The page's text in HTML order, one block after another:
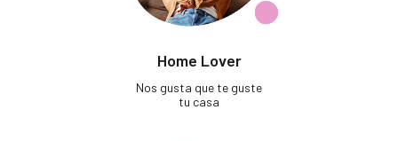
Home Lover
Nos gusta que te guste
tu casa